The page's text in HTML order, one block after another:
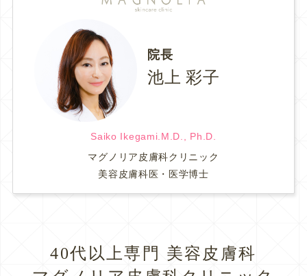
院長
池上 彩子
Saiko Ikegami.M.D., Ph.D.
マグノリア皮膚科クリニック
美容皮膚科医・医学博士
40代以上専門 美容皮膚科